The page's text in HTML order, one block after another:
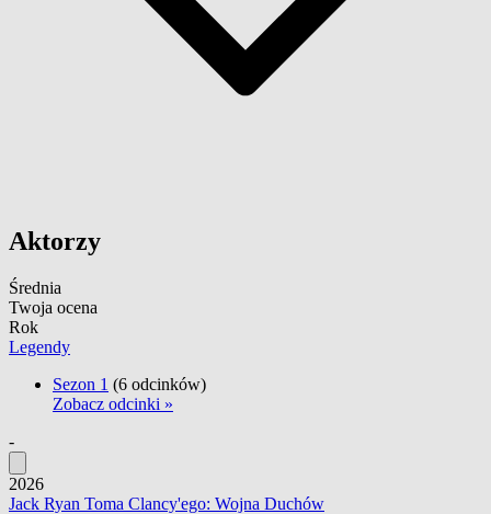
Aktorzy
Średnia
Twoja ocena
Rok
Legendy
Sezon 1 (6 odcinków)
Zobacz odcinki »
-
2026
Jack Ryan Toma Clancy'ego: Wojna Duchów